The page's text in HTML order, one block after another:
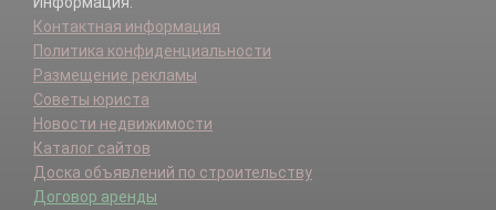
Щербинка г.
Контактная информация
Политика конфиденциальности
Размещение рекламы
Советы юриста
Новости недвижимости
Каталог сайтов
Доска объявлений по строительству
Договор аренды